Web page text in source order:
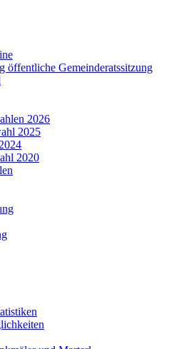
öffentliche Gemeinderatssitzung
2026
2025
2020